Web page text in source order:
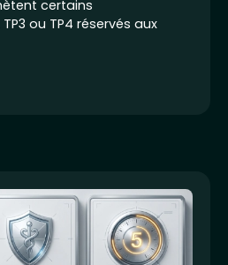
certains
ou TP4 réservés aux